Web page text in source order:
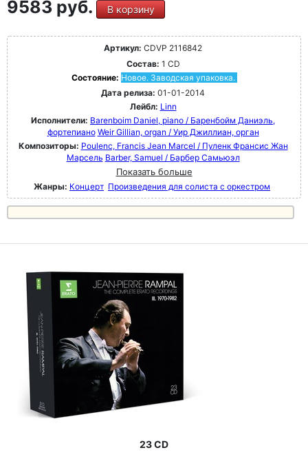
9583 руб. В корзину
Артикул: CDVP 2116842
Состав: 1 CD
Состояние: Новое. Заводская упаковка.
Дата релиза: 01-01-2014
Лейбл: Linn
Исполнители: Barenboim Daniel, piano / Баренбойм Даниэль,
фортепиано Weir Gillian, organ / Уир Джиллиан, орган
Композиторы: Poulenc, Francis Jean Marcel / Пуленк Франсис Жан
Марсель Barber, Samuel / Барбер Самьюэл
Показать больше
Жанры: Концерт Произведения для солиста с оркестром
23 CD